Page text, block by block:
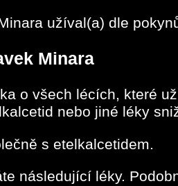
užíval(a) dle
Minara
o všech lécích, které
nebo jiné léky
s etelkalcetidem.
následující léky.